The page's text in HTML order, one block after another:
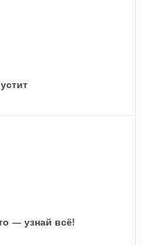
— узнай всё!